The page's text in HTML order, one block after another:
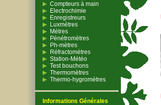
Compteurs à main
Electrochimie
Enregistreurs
Luxmètres
Mètres
Pénétromètres
Ph-mètres
Réfractomètres
Station-Météo
Test bouchons
Thermomètres
Thermo-hygromètres
Informations Générales